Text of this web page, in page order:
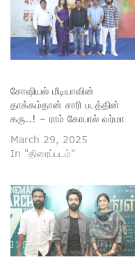
சோஷியல் மீடியாவின்
தாக்கம்தான் சாரி படத்தின்
கரு..! – ராம் கோபால் வர்மா
March 29, 2025
In "திரைப்படம்"